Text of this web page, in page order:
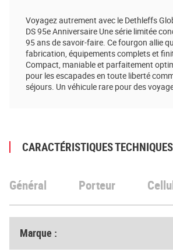
Voyagez autrement avec le Dethleffs
DS 95e Anniversaire Une série limitée
95 ans de savoir-faire. Ce fourgon allie
fabrication, équipements complets et
Compact, maniable et parfaitement
pour les escapades en toute liberté
séjours. Un véhicule rare pour des
CARACTÉRISTIQUES TECHNIQUES
Général Porteur
Marque :